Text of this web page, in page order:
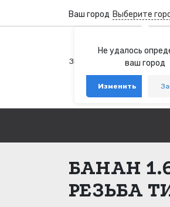
Не удалось
ваш город
Изменить
Ваш город Выберите
+7 (800) 100-76-
Звонок бесплатный по
+7 (931) 978-88-88
telegram whatsapp
БАНАН
РЕЗЬБА